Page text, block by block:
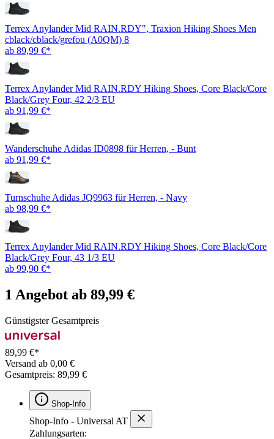
Terrex Anylander Mid RAIN.RDY", Traxion Hiking Shoes Men
cblack/cblack/grefou (A0QM) 8
ab 89,99 €*
Terrex Anylander Mid RAIN.RDY Hiking Shoes, Core Black/Core
Black/Grey Four, 42 2/3 EU
ab 91,99 €*
Wanderschuhe Adidas ID0898 für Herren, - Bunt
ab 91,99 €*
Turnschuhe Adidas JQ9963 für Herren, - Navy
ab 98,99 €*
Terrex Anylander Mid RAIN.RDY Hiking Shoes, Core Black/Core
Black/Grey Four, 43 1/3 EU
ab 99,90 €*
1 Angebot ab 89,99 €
Günstigster Gesamtpreis
89,99 €*
Versand ab 0,00 €
Gesamtpreis: 89,99 €
Shop-Info
Shop-Info - Universal AT
Zahlungsarten: